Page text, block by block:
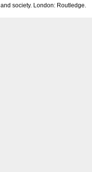
society. London: Routledge.